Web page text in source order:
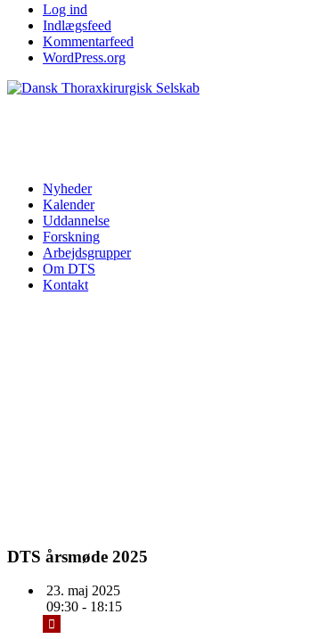
Log ind
Indlægsfeed
Kommentarfeed
WordPress.org
Nyheder
Kalender
Uddannelse
Forskning
Arbejdsgrupper
Om DTS
Kontakt
DTS årsmøde 2025
23. maj 2025
09:30 - 18:15